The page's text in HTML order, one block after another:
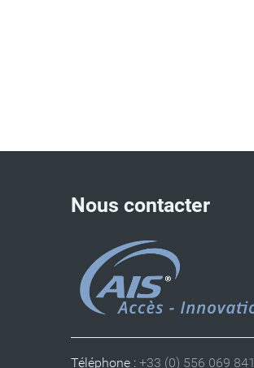
Nous contacter
Téléphone : +33 (0) 556 069 841